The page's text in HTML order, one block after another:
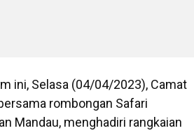
ini, Selasa (04/04/2023), Camat
rombongan Safari
Mandau, menghadiri rangkaian